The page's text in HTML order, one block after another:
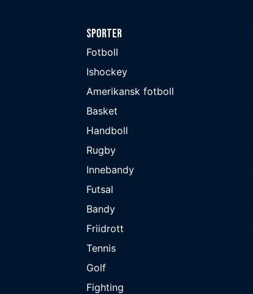
Sporter
Fotboll
Ishockey
Amerikansk fotboll
Basket
Handboll
Rugby
Innebandy
Futsal
Bandy
Friidrott
Tennis
Golf
Fighting